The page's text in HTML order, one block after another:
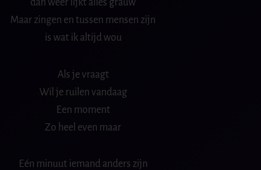
dan weer lijkt alles grauw
Maar zingen en tussen mensen zijn
is wat ik altijd wou
Als je vraagt
Wil je ruilen vandaag
Een moment
Zo heel even maar
Eén minuut iemand anders zijn